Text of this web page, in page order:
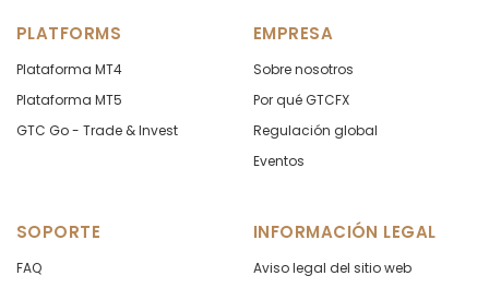
PLATFORMS
Plataforma MT4
Plataforma MT5
GTC Go - Trade & Invest
EMPRESA
Sobre nosotros
Por qué GTCFX
Regulación global
Eventos
SOPORTE
FAQ
INFORMACIÓN LEGAL
Aviso legal del sitio web